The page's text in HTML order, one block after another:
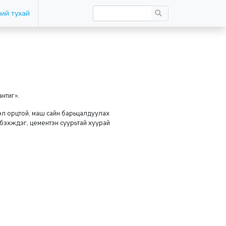
тухай
орцтой, маш сайн барьцалдуулах
бэхждэг, цементэн суурьтай хуурай